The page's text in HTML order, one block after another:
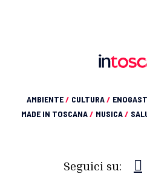
AMBIENTE/ CULTURA/
MADE IN TOSCANA/ MUSICA/
Seguici su: